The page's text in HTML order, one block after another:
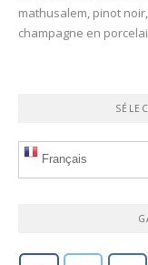
mathusalem, pinot noir,
champagne en
Français